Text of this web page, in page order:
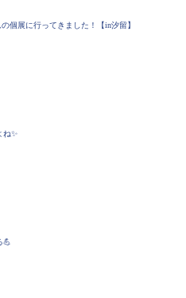
個展に行ってきました！【in汐留】
ね✨
💪